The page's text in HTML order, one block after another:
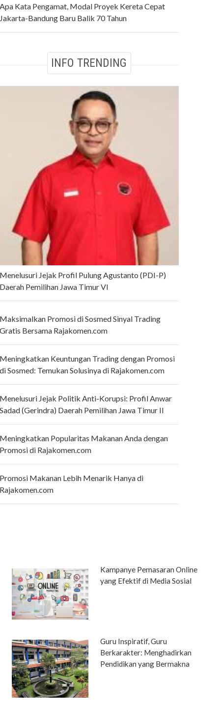
Kata Pengamat, Modal Proyek Kereta Cepat
Bandung Baru Balik 70 Tahun
INFO TRENDING
Jejak Profil Pulung Agustanto (PDI-P)
Pemilihan Jawa Timur VI
Promosi di Sosmed Sinyal Trading
Bersama Rajakomen.com
Keuntungan Trading dengan Promosi
Sosmed: Temukan Solusinya di Rajakomen.com
Jejak Politik Anti-Korupsi: Profil Anwar
(Gerindra) Daerah Pemilihan Jawa Timur II
Popularitas Makanan Anda dengan
di Rajakomen.com
Makanan Lebih Menarik Hanya di
Kampanye Pemasaran Online
yang Efektif di Media Sosial
Guru Inspiratif, Guru
Berkarakter: Menghadirkan
Pendidikan yang Bermakna